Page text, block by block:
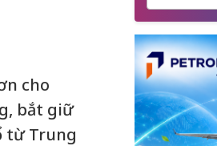
cho
bắt giữ
từ Trung